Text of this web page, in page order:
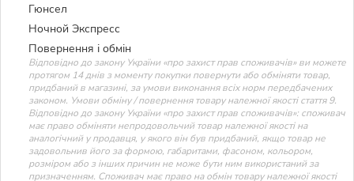
Гюнсел
Ночной Экспресс
Повернення і обмін
Відповідно до закону України «про захист прав споживачів» ви можете
протягом 14 днів з моменту покупки повернути або обміняти товар,
придбаний в магазині, за умови виконання всіх норм передбачених
законом. Умови обміну / повернення товару належної якості стаття 9.
Відповідно до закону України «про захист прав споживачів»: споживач
має право обміняти непродовольчий товар належної якості на
аналогічний у продавця, у якого він був придбаний, якщо товар не
задовольнив його за формою, габаритами, фасоном, кольором,
розміром або з інших причин не може бути ним використаний за
призначенням. Споживач має право на обмін товару належної якості